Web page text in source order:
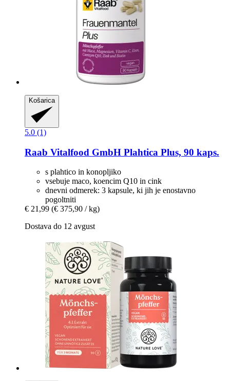
Košarica
5.0 (1)
Raab Vitalfood GmbH Plahtica Plus, 90 kaps.
s plahtico in konopljiko
vsebuje maco, koencim Q10 in cink
dnevni odmerek: 3 kapsule, ki jih je enostavno
pogoltniti
€ 21,99 (€ 375,90 / kg)
Dostava do 12 avgust